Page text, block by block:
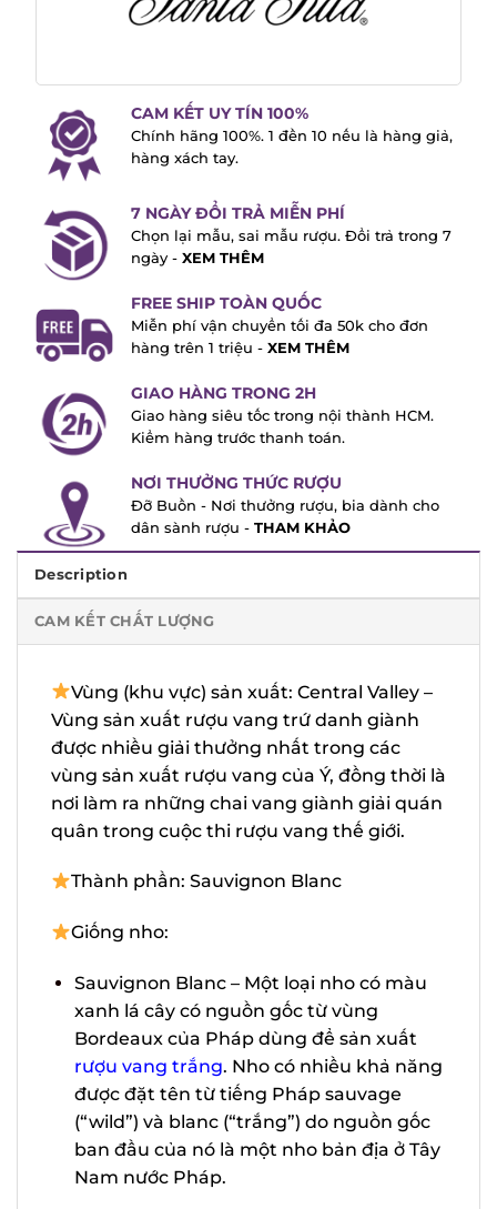
CAM KẾT UY TÍN 100%
Chính hãng 100%. 1 đền 10 nếu là hàng
giả, hàng xách tay.
7 NGÀY ĐỔI TRẢ MIỄN PHÍ
Chọn lại mẫu, sai mẫu rượu. Đổi trả trong
7 ngày -XEM THÊM
FREE SHIP TOÀN QUỐC
Miễn phí vận chuyển tối đa 50k cho đơn
hàng trên 1 triệu -
XEM THÊM
GIAO HÀNG TRONG 2H
Giao hàng siêu tốc trong nội thành HCM.
Kiểm hàng trước thanh toán.
NƠI THƯỞNG THỨC RƯỢU
Đỡ Buồn - Nơi thưởng rượu, bia dành cho
dân sành rượu -
THAM KHẢO
Description
CAM KẾT CHẤT LƯỢNG
Vùng (khu vực) sản xuất: Central Valley
– Vùng sản xuất rượu vang trứ danh
giành được nhiều giải thưởng nhất trong
các vùng sản xuất rượu vang của Ý, đồng
thời là nơi làm ra những chai vang giành
giải quán quân trong cuộc thi rượu vang
Sauvignon Blanc – Một loại nho có màu
xanh lá cây có nguồn gốc từ vùng
Bordeaux của Pháp dùng để sản xuất
rượu vang trắng. Nho có nhiều khả
năng được đặt tên từ tiếng Pháp
sauvage (“wild”) và blanc (“trắng”) do
nguồn gốc ban đầu của nó là một nho